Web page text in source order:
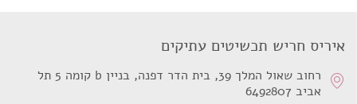
איריס חריש תכשיטים עתיקים
רחוב שאול המלך 39, בית הדר דפנה, בניין b קומה 5 תל
אביב 6492807